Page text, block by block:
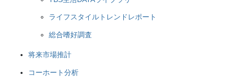
ライフスタイルトレンドレポート
総合嗜好調査
将来市場推計
コーホート分析